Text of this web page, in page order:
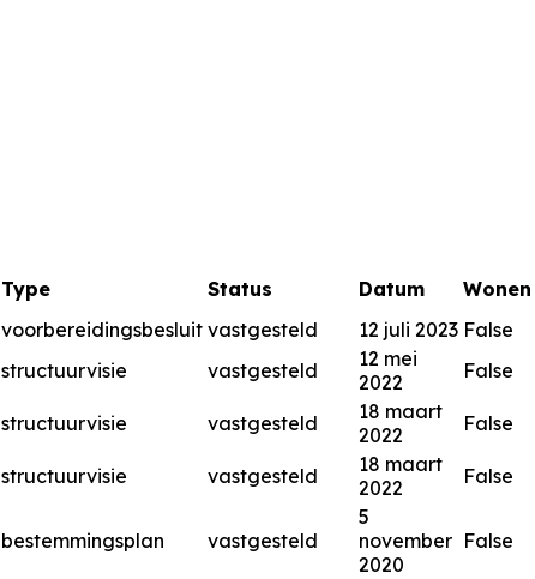
Type Status Datum Wonen
voorbereidingsbesluit vastgesteld 12 juli 2023 False
structuurvisie vastgesteld
12 mei
2022
False
structuurvisie vastgesteld
18 maart
2022
False
structuurvisie vastgesteld
18 maart
2022
False
bestemmingsplan vastgesteld
5
november
2020
False